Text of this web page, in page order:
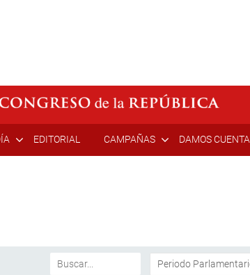
EDITORIAL CAMPAÑAS DAMOS CUENTA